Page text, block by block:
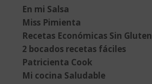
En mi Salsa
Miss Pimienta
Recetas Económicas Sin Gluten
2 bocados recetas fáciles
Patricienta Cook
Mi cocina Saludable